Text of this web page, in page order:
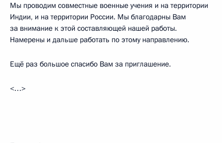
Мы проводим совместные военные учения и на территории
Индии, и на территории России. Мы благодарны Вам
за внимание к этой составляющей нашей работы.
Намерены и дальше работать по этому направлению.
Ещё раз большое спасибо Вам за приглашение.
<…>